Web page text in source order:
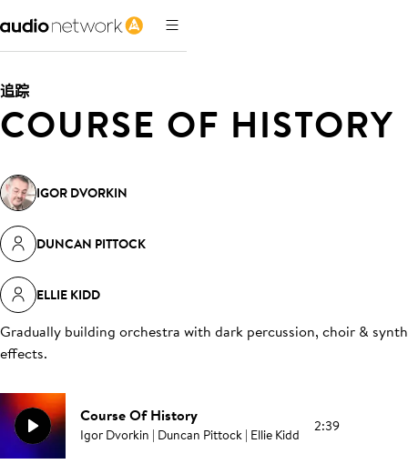
追踪
COURSE OF HISTORY
IGOR DVORKIN
DUNCAN PITTOCK
ELLIE KIDD
Gradually building orchestra with dark percussion, choir & synth
effects.
Course Of History
Igor Dvorkin | Duncan Pittock | Ellie Kidd 2:39